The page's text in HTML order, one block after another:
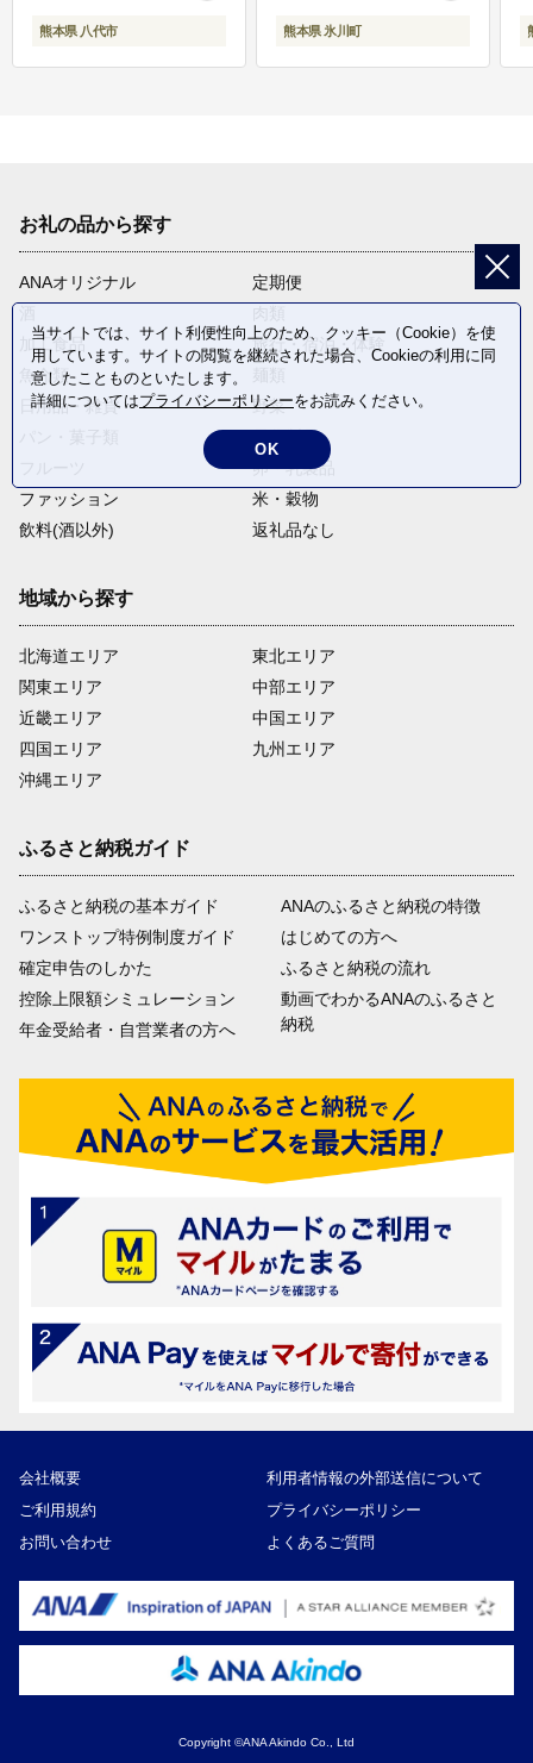
熊本県 八代市 熊本県 氷川町
お礼の品から探す
ANAオリジナル
定期便
加工食品
旅行・宿泊・体験
魚介類
日用品・雑貨
野菜
電化製品
卵・乳製品
ファッション
米・穀物
飲料(酒以外)
返礼品なし
地域から探す
北海道エリア
関東エリア
近畿エリア
四国エリア
沖縄エリア
東北エリア
中部エリア
中国エリア
九州エリア
ふるさと納税ガイド
ふるさと納税の基本ガイド
ワンストップ特例制度ガイド
確定申告のしかた
控除上限額シミュレーション
年金受給者・自営業者の方へ
ANAのふるさと納税の特徴
はじめての方へ
ふるさと納税の流れ
動画でわかるANAのふるさと
納税
会社概要
利用者情報の外部送信について
ご利用規約
プライバシーポリシー
お問い合わせ
よくあるご質問
Copyright ©ANA Akindo Co., Ltd
当サイトでは、サイト利便性向上のため、クッキー（Cookie）を使
用しています。サイトの閲覧を継続された場合、Cookieの利用に同
意したことものといたします。
詳細についてはプライバシーポリシーをお読みください。
OK